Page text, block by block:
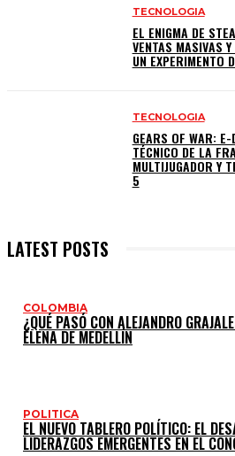
TECNOLOGIA
EL ENIGMA DE
VENTAS MASIVAS
UN EXPERIMENTO
TECNOLOGIA
GEARS OF WAR: E-
TÉCNICO DE LA
MULTIJUGADOR Y
5
LATEST POSTS
COLOMBIA
¿QUÉ PASÓ CON ALEJANDRO
ELENA DE MEDELLÍN
POLITICA
EL NUEVO TABLERO POLÍTICO: EL
LIDERAZGOS EMERGENTES EN EL